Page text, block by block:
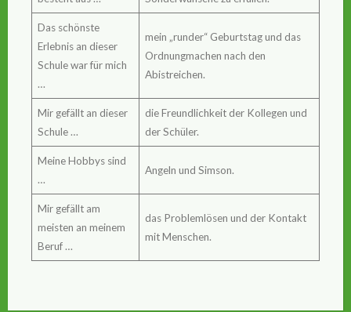
Das schönste
Erlebnis an dieser
Schule war für mich
…
mein „runder“ Geburtstag und das
Ordnungmachen nach den
Abistreichen.
Mir gefällt an dieser
Schule …
die Freundlichkeit der Kollegen und
der Schüler.
Meine Hobbys sind
…
Angeln und Simson.
Mir gefällt am
meisten an meinem
Beruf …
das Problemlösen und der Kontakt
mit Menschen.